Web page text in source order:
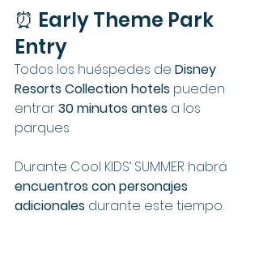
⏰ Early Theme Park
Entry
Todos los huéspedes de Disney
Resorts Collection hotels pueden
entrar 30 minutos antes a los
parques.
Durante Cool KIDS’ SUMMER habrá
encuentros con personajes
adicionales durante este tiempo.